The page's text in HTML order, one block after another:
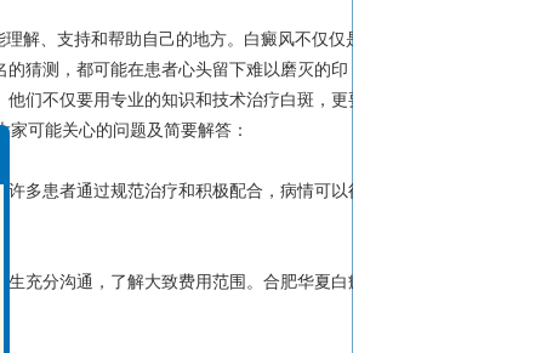
解、支持和帮助自己的地方。白癜风不仅仅是
猜测，都可能在患者心头留下难以磨灭的印
们不仅要用专业的知识和技术治疗白斑，更要
可能关心的问题及简要解答：
多患者通过规范治疗和积极配合，病情可以得
充分沟通，了解大致费用范围。合肥华夏白癜